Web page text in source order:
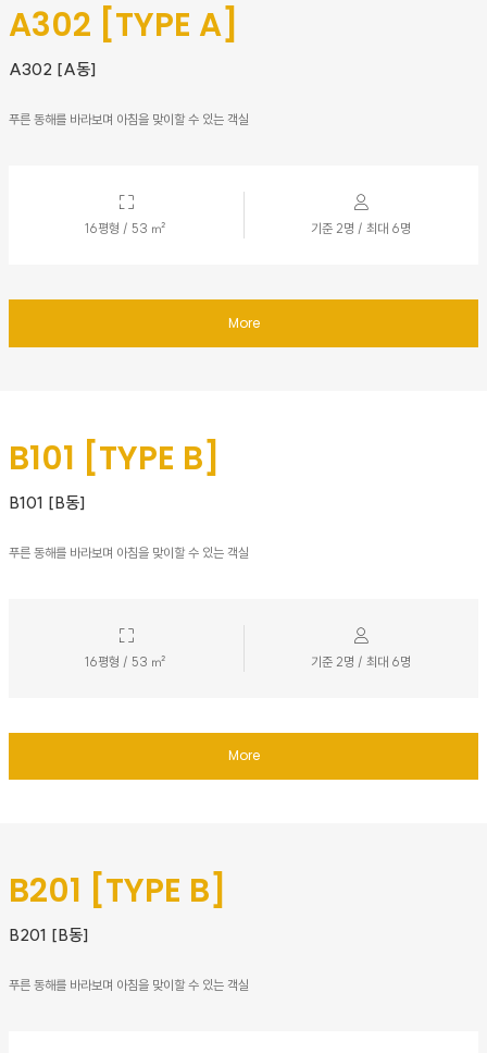
A302 [TYPE A]
A302 [A동]
푸른 동해를 바라보며 아침을 맞이할 수 있는 객실
16평형 / 53 ㎡ 기준 2명 / 최대 6명
More
B101 [TYPE B]
B101 [B동]
푸른 동해를 바라보며 아침을 맞이할 수 있는 객실
16평형 / 53 ㎡ 기준 2명 / 최대 6명
More
B201 [TYPE B]
B201 [B동]
푸른 동해를 바라보며 아침을 맞이할 수 있는 객실